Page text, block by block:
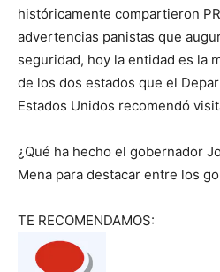
históricamente compartieron
advertencias panistas que
seguridad, hoy la entidad es la
de los dos estados que el
Estados Unidos recomendó
¿Qué ha hecho el gobernador
Mena para destacar entre los
TE RECOMENDAMOS: